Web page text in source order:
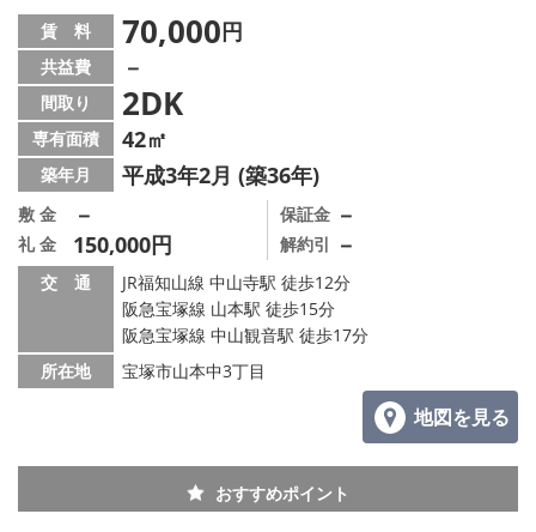
賃 料 70,000円
共益費 －
間取り 2DK
専有面積 42㎡
築年月 平成3年2月 (築36年)
敷 金 －
礼 金 150,000円
保証金 －
解約引 －
交 通
JR福知山線 中山寺駅 徒歩12分
阪急宝塚線 山本駅 徒歩15分
阪急宝塚線 中山観音駅 徒歩17分
所在地
宝塚市山本中3丁目
地図を見る
おすすめポイント